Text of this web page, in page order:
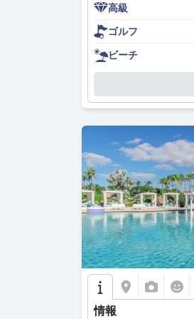
高級
ゴルフ
ビーチ
情報